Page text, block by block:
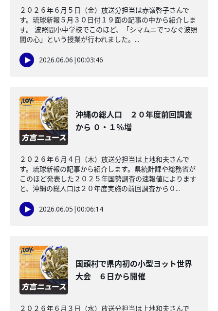
２０２６年６月５日（金）放送分担当は赤嶺啓子さんで
す。琉球新報５月３０日付１９面の記事の中から紹介しま
す。 波照間小中学校でこのほど、「シマムニでつなぐ波照
間の心」という授業が行われました。...
2026.06.06 |00:03:46
沖縄の総人口 ２０年度前回調査
から ０・１％増
２０２６年６月４日（木）放送分担当は上地和夫さんで
す。琉球新報の記事から紹介します。県統計課や総務省が
このほど発表した２０２５年国勢調査の速報値によります
と、沖縄の総人口は２０年度実施の前回調査から０...
2026.06.05 |00:06:14
国頭村で県内初の小型ヨット世界
大会 ６日から開催
２０２６年６月３日（水）放送分担当は上地和夫さんで